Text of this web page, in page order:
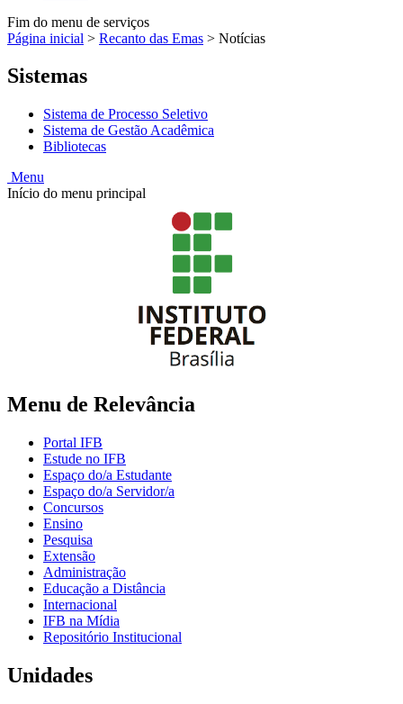
Fim do menu de serviços
Página inicial > Recanto das Emas > Notícias
Sistemas
Sistema de Processo Seletivo
Sistema de Gestão Acadêmica
Bibliotecas
Menu
Início do menu principal
Menu de Relevância
Portal IFB
Estude no IFB
Espaço do/a Estudante
Espaço do/a Servidor/a
Concursos
Ensino
Pesquisa
Extensão
Administração
Educação a Distância
Internacional
IFB na Mídia
Repositório Institucional
Unidades